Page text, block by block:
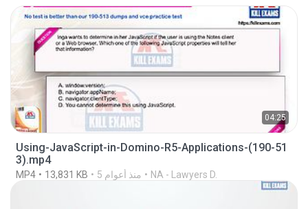
04:25
Using-JavaScript-in-Domino-R5-Applications-(190-51
3).mp4
MP4 13,831 KB 5 منذ أعوام NA - Lawyers D.